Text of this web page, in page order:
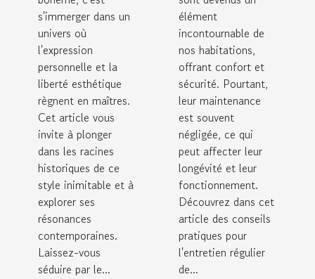
s'immerger dans un
univers où
l'expression
personnelle et la
liberté esthétique
règnent en maîtres.
Cet article vous
invite à plonger
dans les racines
historiques de ce
style inimitable et à
explorer ses
résonances
contemporaines.
Laissez-vous
séduire par le...
roulants
élément
incontournable de
nos habitations,
offrant confort et
sécurité. Pourtant,
leur maintenance
est souvent
négligée, ce qui
peut affecter leur
longévité et leur
fonctionnement.
Découvrez dans cet
article des conseils
pratiques pour
l'entretien régulier
de...